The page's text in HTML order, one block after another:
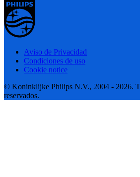
Aviso de Privacidad
Condiciones de uso
Cookie notice
© Koninklijke Philips N.V., 2004 - 2026.
reservados.